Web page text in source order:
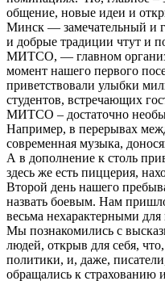
общение, новые идеи и
Минск — замечательный и
и добрые традиции чтут и
МИТСО, — главном
момент нашего первого
приветствовали улыбки
студентов, встречающих
МИТСО – достаточно
Например, в перерывах
современная музыка,
А в дополнение к столь
здесь же есть пиццерия,
Второй день нашего
назвать боевым. Нам
весьма нехарактерными
Мы познакомились с
людей, открыв для себя,
политики, и, даже,
обращались к страхованию